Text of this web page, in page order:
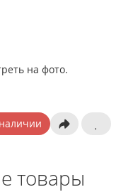
на фото.
товары